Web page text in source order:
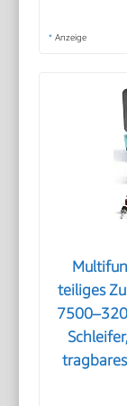
* Anzeige
teiliges